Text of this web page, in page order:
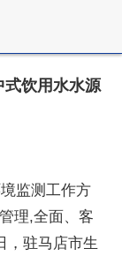
式饮用水水源
监测工作方
理,全面、客
，驻马店市生